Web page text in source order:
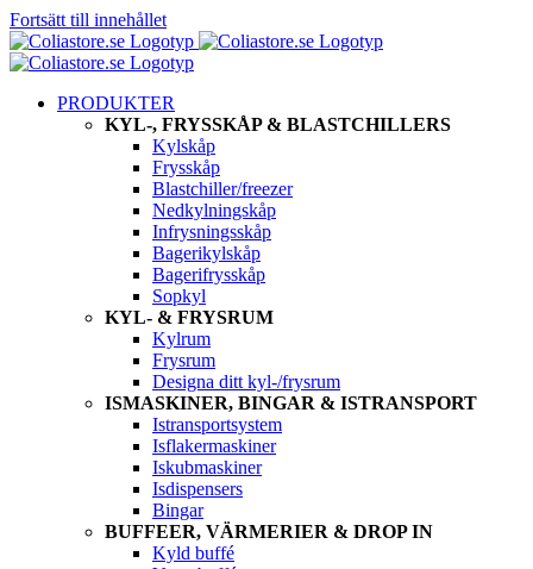
Fortsätt till innehållet
PRODUKTER
KYL-, FRYSSKÅP & BLASTCHILLERS
Kylskåp
Frysskåp
Blastchiller/freezer
Nedkylningskåp
Infrysningsskåp
Bagerikylskåp
Bagerifrysskåp
Sopkyl
KYL- & FRYSRUM
Kylrum
Frysrum
Designa ditt kyl-/frysrum
ISMASKINER, BINGAR & ISTRANSPORT
Istransportsystem
Isflakermaskiner
Iskubmaskiner
Isdispensers
Bingar
BUFFEER, VÄRMERIER & DROP IN
Kyld buffé